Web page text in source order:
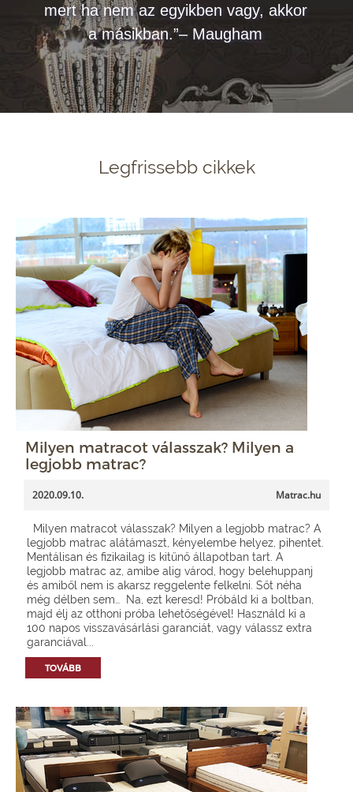
mert ha nem az egyikben vagy, akkor
a másikban.”– Maugham
Legfrissebb cikkek
Milyen matracot válasszak? Milyen a
legjobb matrac?
2020.09.10. Matrac.hu
Milyen matracot válasszak? Milyen a legjobb matrac? A
legjobb matrac alátámaszt, kényelembe helyez, pihentet.
Mentálisan és fizikailag is kitűnő állapotban tart. A
legjobb matrac az, amibe alig várod, hogy belehuppanj
és amiből nem is akarsz reggelente felkelni. Sőt néha
még délben sem… Na, ezt keresd! Próbáld ki a boltban,
majd élj az otthoni próba lehetőségével! Használd ki a
100 napos visszavásárlási garanciát, vagy válassz extra
garanciával...
TOVÁBB